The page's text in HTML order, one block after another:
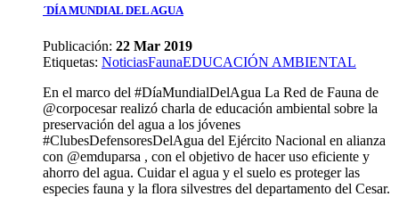
´DÍA MUNDIAL DEL AGUA
Publicación: 22 Mar 2019
Etiquetas: NoticiasFaunaEDUCACIÓN AMBIENTAL
En el marco del #DíaMundialDelAgua La Red de Fauna de
@corpocesar realizó charla de educación ambiental sobre la
preservación del agua a los jóvenes
#ClubesDefensoresDelAgua del Ejército Nacional en alianza
con @emduparsa , con el objetivo de hacer uso eficiente y
ahorro del agua. Cuidar el agua y el suelo es proteger las
especies fauna y la flora silvestres del departamento del Cesar.